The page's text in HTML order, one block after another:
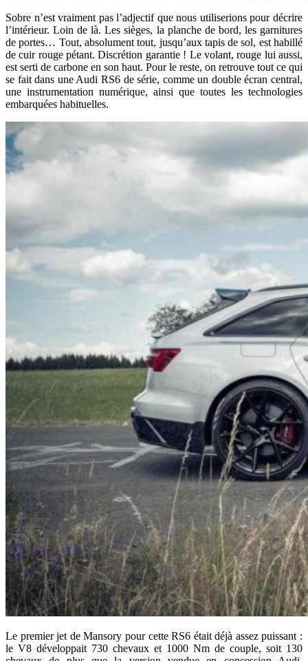
Sobre n’est vraiment pas l’adjectif que nous utiliserions pour décrire
l’intérieur. Loin de là. Les sièges, la planche de bord, les garnitures
de portes… Tout, absolument tout, jusqu’aux tapis de sol, est habillé
de cuir rouge pétant. Discrétion garantie ! Le volant, rouge lui aussi,
est serti de carbone en son haut. Pour le reste, on retrouve tout ce qui
se fait dans une Audi RS6 de série, comme un double écran central,
une instrumentation numérique, ainsi que toutes les technologies
embarquées habituelles.
Le premier jet de Mansory pour cette RS6 était déjà assez puissant :
le V8 développait 730 chevaux et 1000 Nm de couple, soit 130